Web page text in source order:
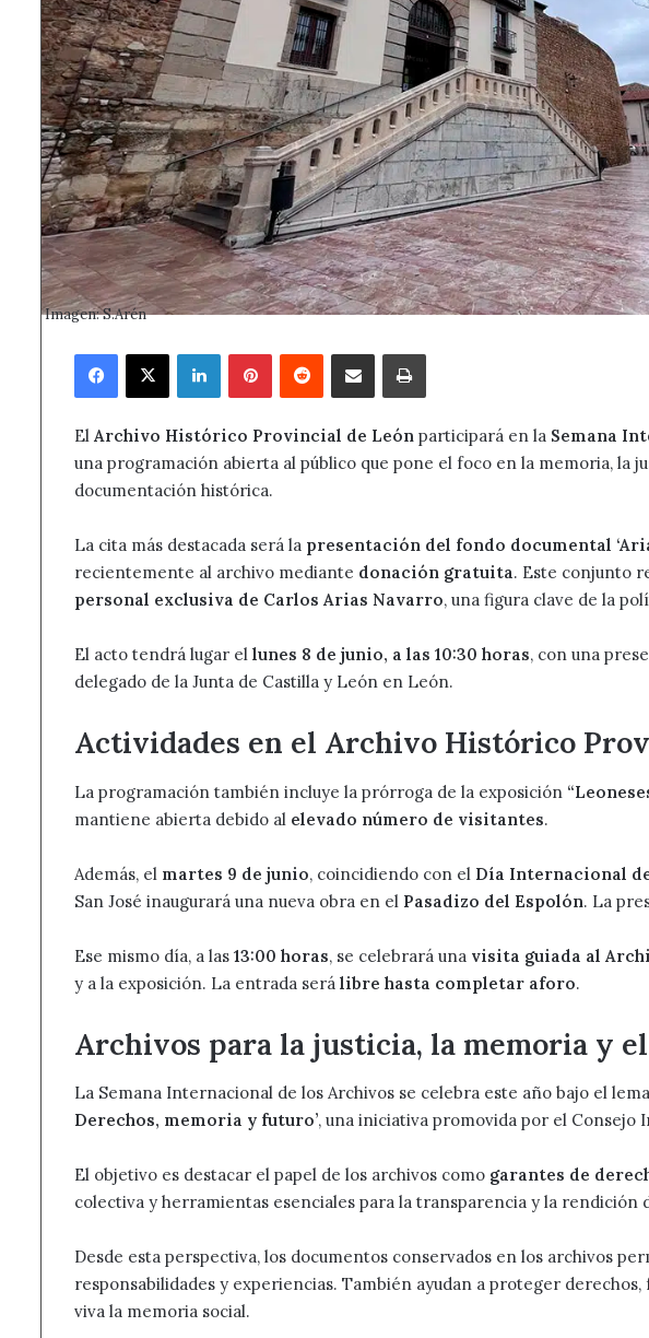
Imagen: S.Arén
Facebook
X LinkedInPinterestReddit Compartir por correo electrónicoImprimir
El Archivo Histórico Provincial de León participará en la Semana
una programación abierta al público que pone el foco en la memoria, la
documentación histórica.
La cita más destacada será la presentación del fondo documental
recientemente al archivo mediante donación gratuita. Este conjunto
personal exclusiva de Carlos Arias Navarro, una figura clave de la
El acto tendrá lugar el lunes 8 de junio, a las 10:30 horas, con una
delegado de la Junta de Castilla y León en León.
Actividades en el Archivo Histórico
La programación también incluye la prórroga de la exposición
mantiene abierta debido al elevado número de visitantes.
Además, el martes 9 de junio, coincidiendo con el Día Internacional
San José inaugurará una nueva obra en el Pasadizo del Espolón. La
Ese mismo día, a las 13:00 horas, se celebrará una visita guiada al
y a la exposición. La entrada será libre hasta completar aforo.
Archivos para la justicia, la memoria y
La Semana Internacional de los Archivos se celebra este año bajo el lema
Derechos, memoria y futuro’, una iniciativa promovida por el Consejo
El objetivo es destacar el papel de los archivos como garantes de
colectiva y herramientas esenciales para la transparencia y la rendición
Desde esta perspectiva, los documentos conservados en los archivos
responsabilidades y experiencias. También ayudan a proteger
viva la memoria social.